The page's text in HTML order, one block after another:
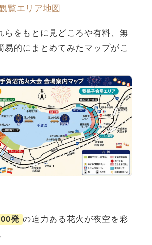
覧エリア地図
らをもとに見どころや有料、無
易的にまとめてみたマップがこ
発 の迫力ある花火が夜空を彩